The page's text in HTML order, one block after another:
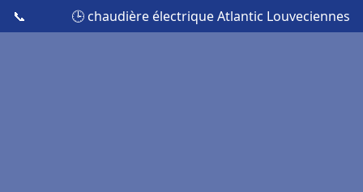
📞 🕒 chaudière électrique Atlantic Louveciennes